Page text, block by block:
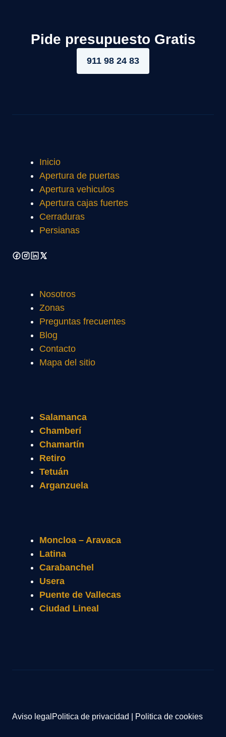
Pide presupuesto Gratis
911 98 24 83
Inicio
Apertura de puertas
Apertura vehiculos
Apertura cajas fuertes
Cerraduras
Persianas
Nosotros
Zonas
Preguntas frecuentes
Blog
Contacto
Mapa del sitio
Salamanca
Chamberí
Chamartín
Retiro
Tetuán
Arganzuela
Moncloa – Aravaca
Latina
Carabanchel
Usera
Puente de Vallecas
Ciudad Lineal
Aviso legal Politica de privacidad Politica de cookies